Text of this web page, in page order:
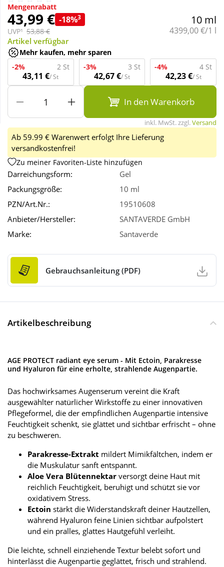
Sanitätshaus
Sport & Fitness
Tierbedarf
Wellness
Mengenrabatt
43,99 € -18%3
UVP¹ 53,88 €
10 ml
Grundpreis:
4399,00 €/1 l
Artikel verfügbar
Mehr kaufen, mehr sparen
-2%
2 St
43,11 €/ St
-3% 3 St
42,67 €/ St
-4% 4 St
42,23 €/ St
In den Warenkorb
inkl. MwSt. zzgl.Versand
Ab 59.99 € Warenwert erfolgt Ihre Lieferung
versandkostenfrei!
Zu meiner Favoriten-Liste hinzufügen
Darreichungsform:
Gel
Packungsgröße:
10 ml
PZN/Art.Nr.:
19510608
Anbieter/Hersteller:
SANTAVERDE GmbH
Marke:
Santaverde
Gebrauchsanleitung (PDF)
Artikelbeschreibung
AGE PROTECT radiant eye serum - Mit Ectoin, Parakresse
und Hyaluron für eine erholte, strahlende Augenpartie.
Das hochwirksames Augenserum vereint die Kraft
ausgewählter natürlicher Wirkstoffe zu einer innovativen
Pflegeformel, die der empfindlichen Augenpartie intensive
Feuchtigkeit schenkt, sie glättet und sichtbar erfrischt – ohne
zu beschweren.
Parakresse-Extrakt mildert Mimikfältchen, indem er
die Muskulatur sanft entspannt.
Aloe Vera Blütennektar versorgt deine Haut mit
reichlich Feuchtigkeit, beruhigt und schützt sie vor
oxidativem Stress.
Ectoin stärkt die Widerstandskraft deiner Hautzellen,
während Hyaluron feine Linien sichtbar aufpolstert
und ein pralles, glattes Hautgefühl verleiht.
Die leichte, schnell einziehende Textur belebt sofort und
hinterlässt die Augenpartie geglättet, frisch und strahlend.